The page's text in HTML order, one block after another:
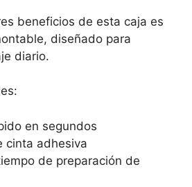
beneficios de esta caja es
diseñado para
diario.
en segundos
cinta adhesiva
de preparación de